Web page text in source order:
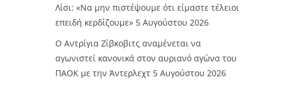
Λίσι: «Να μην πιστέψουμε ότι είμαστε τέλειοι
επειδή κερδίζουμε» 5 Αυγούστου 2026
Ο Αντρίγια Ζίβκοβιτς αναμένεται να
αγωνιστεί κανονικά στον αυριανό αγώνα του
ΠΑΟΚ με την Άντερλεχτ 5 Αυγούστου 2026